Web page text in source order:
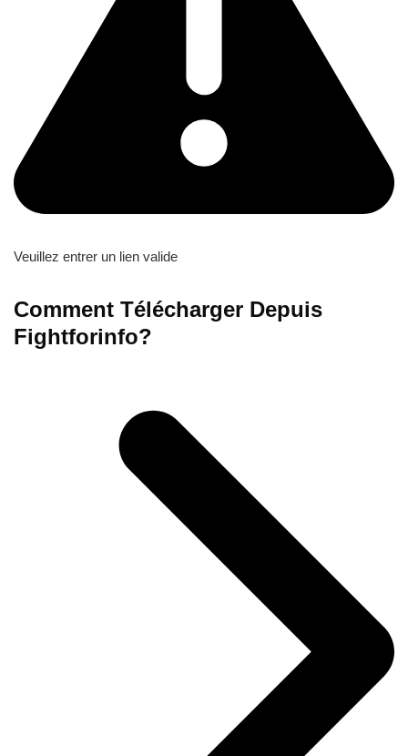
Veuillez entrer un lien valide
Comment Télécharger Depuis
Fightforinfo?